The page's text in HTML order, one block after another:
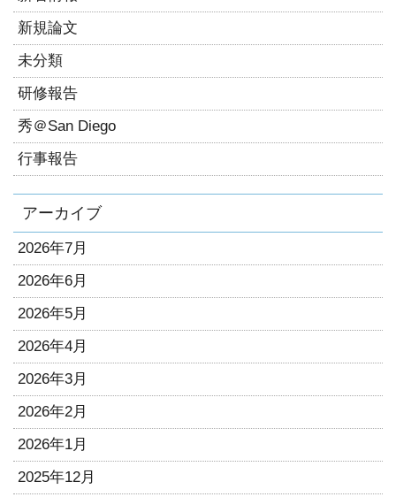
新規論文
未分類
研修報告
秀＠San Diego
行事報告
アーカイブ
2026年7月
2026年6月
2026年5月
2026年4月
2026年3月
2026年2月
2026年1月
2025年12月